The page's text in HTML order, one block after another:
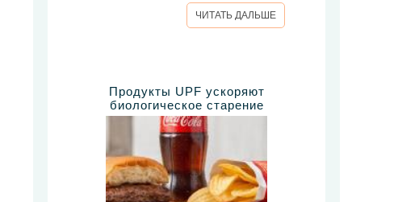
ЧИТАТЬ ДАЛЬШЕ
Продукты UPF ускоряют
биологическое старение